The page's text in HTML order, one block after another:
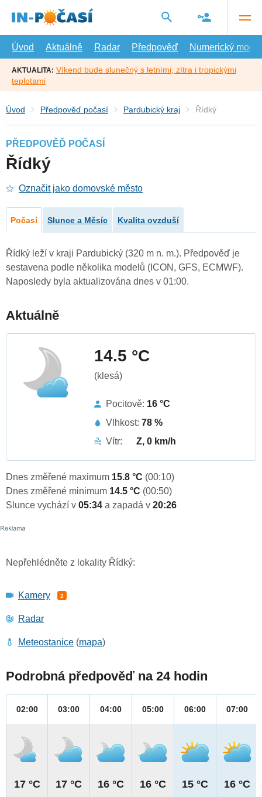
hlavní
Úvod
Aktuálně Radar Předpověď Numerický model
AKTUALITA: Víkend bude slunečný s letními, zítra i tropickými
teplotami
Úvod Předpověď počasí Pardubický kraj Řídký
PŘEDPOVĚĎ POČASÍ
Řídký
Označit jako domovské město
Počasí Slunce a Měsíc Kvalita ovzduší
Řídký leží v kraji Pardubický (320 m n. m.). Předpověď je
sestavena podle několika modelů (ICON, GFS, ECMWF).
Naposledy byla aktualizována dnes v 01:00.
Aktuálně
14.5 °C
(klesá)
Pocitově: 16 °C
Vlhkost: 78 %
Vítr:
Z, 0 km/h
Dnes změřené maximum 15.8 °C (00:10)
Dnes změřené minimum 14.5 °C (00:50)
Slunce vychází v 05:34 a zapadá v 20:26
Nepřehlédněte z lokality Řídký:
Kamery 2
Radar
Meteostanice (mapa)
Podrobná předpověď na 24 hodin
02:00
17 °C
03:00
17 °C
04:00
16 °C
05:00
16 °C
06:00
15 °C
07:00
16 °C